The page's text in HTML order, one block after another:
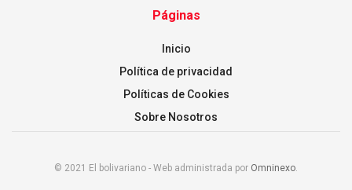
Páginas
Inicio
Política de privacidad
Políticas de Cookies
Sobre Nosotros
© 2021 El bolivariano - Web administrada por Omninexo